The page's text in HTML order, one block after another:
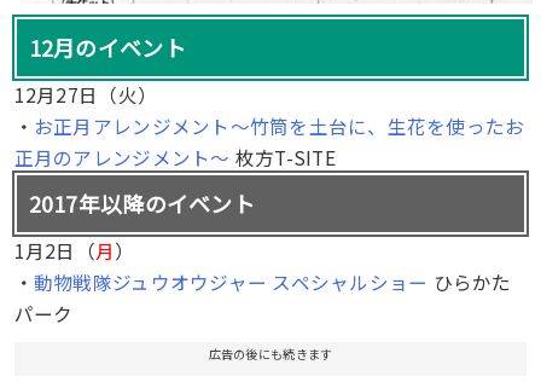
イバルコニーのある家完成見学会(12/3,4)コシニール×
ひらつーX’masパーティー(12/22)追加
11/29:よどがわ防災まつり(12/10)弁慶すし90分食べ放
題(12/5,12,19)和だこを作って遊ぼう！(12/23)琵琶で
語る平家物語〜美しくも哀れな女人たち〜(2/5)お坊さ
んめくり大会(1/14)こども将棋大会(1/21)Little Glee
Monster「Joyful Monster」発売記念(12/3)BOYS AND
MEN「威風堂々～B.M.C.A.～」発売記念！(12/4)追加
11/28:終活セミナー&葬儀相談会(12/4)ゲストハウスと
いう新しい旅の提案(12/3)増山実トーク＆サイン会
(12/4)アルバムカフェinひらかたT-SITE(12/5)やってみ
よう！おむつなし育児(12/9)棕櫚束子作りワークショ
12月のイベント
12月27日（火）
・ お正月アレンジメント～竹筒を土台に、生花を使ったお
正月のアレンジメント～ 枚方T-SITE
2017年以降のイベント
1月2日（月）
・ 動物戦隊ジュウオウジャー スペシャルショー ひらかた
パーク
広告の後にも続きます